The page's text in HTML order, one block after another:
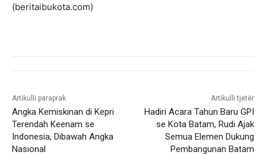
(beritaibukota.com)
Artikulli paraprak
Angka Kemiskinan di Kepri
Terendah Keenam se
Indonesia, Dibawah Angka
Nasional
Artikulli tjetër
Hadiri Acara Tahun Baru GPI
se Kota Batam, Rudi Ajak
Semua Elemen Dukung
Pembangunan Batam